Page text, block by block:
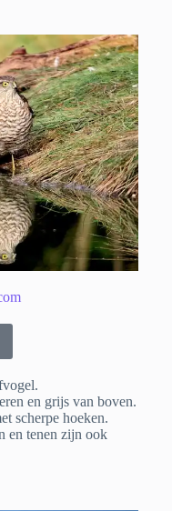
en grijs van boven.
scherpe hoeken.
en tenen zijn ook